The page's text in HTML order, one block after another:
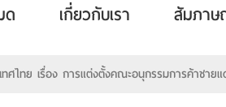
ด เกี่ยวกับเรา สัมภา
ทศไทย เรื่อง การแต่งตั้งคณะอนุกรรมการค้าชา